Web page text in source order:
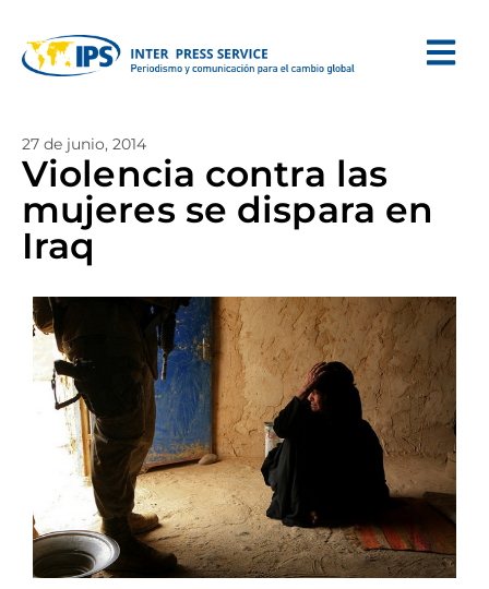
27 de junio, 2014
Violencia contra las
mujeres se dispara en
Iraq